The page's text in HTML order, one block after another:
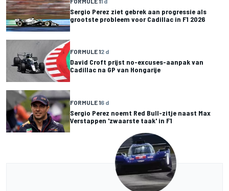
Sergio Perez ziet gebrek aan progressie als
grootste probleem voor Cadillac in F1 2026
FORMULE 12 d
David Croft prijst no-excuses-aanpak van
Cadillac na GP van Hongarije
FORMULE 16 d
Sergio Perez noemt Red Bull-zitje naast Max
Verstappen 'zwaarste taak' in F1